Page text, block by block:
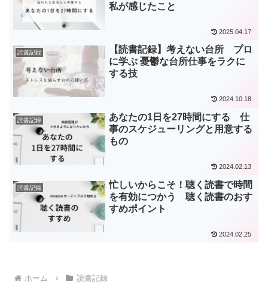
私が感じたこと
2025.04.17
読書記録
【読書記録】考えない台所 プロ
に学ぶ 憂鬱な台所仕事をラクに
する技
2024.10.18
読書記録
あなたの1日を27時間にする 仕
事のスケジューリングと用意する
もの
2024.02.13
読書記録
忙しいからこそ！聴く読書で時間
を有効につかう 聴く読書のおす
すめポイント
2024.02.25
ホーム 読書記録